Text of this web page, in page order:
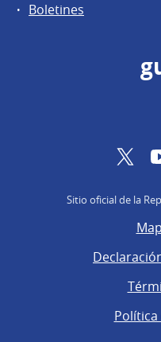
Boletines
Sitio oficial de la